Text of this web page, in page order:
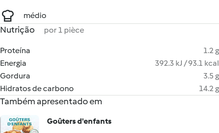
médio
Nutrição por 1 pièce
Proteína
1.2 g
Energia
392.3 kJ / 93.1 kcal
Gordura
3.5 g
Hidratos de carbono
14.2 g
Também apresentado em
Goûters d'enfants